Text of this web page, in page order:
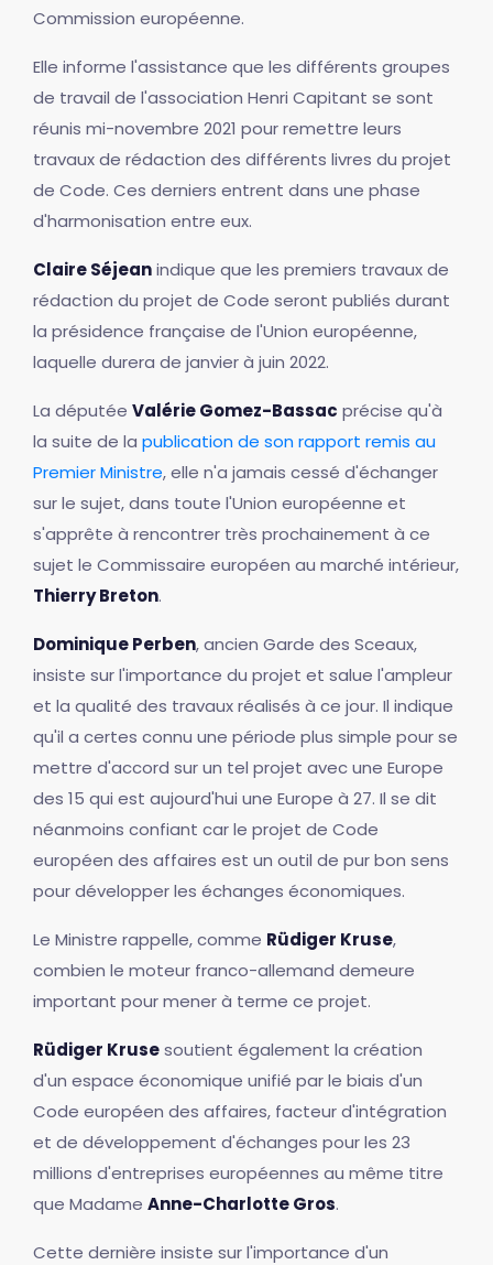
Commission européenne.
Elle informe l'assistance que les différents groupes
de travail de l'association Henri Capitant se sont
réunis mi-novembre 2021 pour remettre leurs
travaux de rédaction des différents livres du projet
de Code. Ces derniers entrent dans une phase
d'harmonisation entre eux.
Claire Séjeanindique que les premiers travaux de
rédaction du projet de Code seront publiés durant
la présidence française de l'Union européenne,
laquelle durera de janvier à juin 2022.
La députée Valérie Gomez-Bassac précise qu'à
la suite de la publication de son rapport remis au
Premier Ministre, elle n'a jamais cessé d'échanger
sur le sujet, dans toute l'Union européenne et
s'apprête à rencontrer très prochainement à ce
sujet le Commissaire européen au marché intérieur,
Thierry Breton.
Dominique Perben, ancien Garde des Sceaux,
insiste sur l'importance du projet et salue l'ampleur
et la qualité des travaux réalisés à ce jour. Il indique
qu'il a certes connu une période plus simple pour se
mettre d'accord sur un tel projet avec une Europe
des 15 qui est aujourd'hui une Europe à 27. Il se dit
néanmoins confiant car le projet de Code
européen des affaires est un outil de pur bon sens
pour développer les échanges économiques.
Le Ministre rappelle, comme Rüdiger Kruse,
combien le moteur franco-allemand demeure
important pour mener à terme ce projet.
Rüdiger Krusesoutient également la création
d'un espace économique unifié par le biais d'un
Code européen des affaires, facteur d'intégration
et de développement d'échanges pour les 23
millions d'entreprises européennes au même titre
que Madame Anne-Charlotte Gros.
Cette dernière insiste sur l'importance d'un